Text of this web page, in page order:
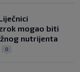
mogao biti
nutrijenta
0